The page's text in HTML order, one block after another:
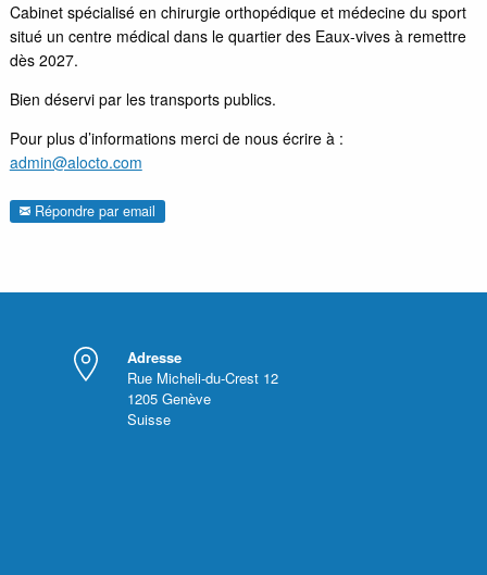
Cabinet spécialisé en chirurgie orthopédique et médecine du sport
situé un centre médical dans le quartier des Eaux-vives à remettre
dès 2027.
Bien déservi par les transports publics.
Pour plus d’informations merci de nous écrire à :
admin@alocto.com
Répondre par email
Adresse
Rue Micheli-du-Crest 12
1205 Genève
Suisse